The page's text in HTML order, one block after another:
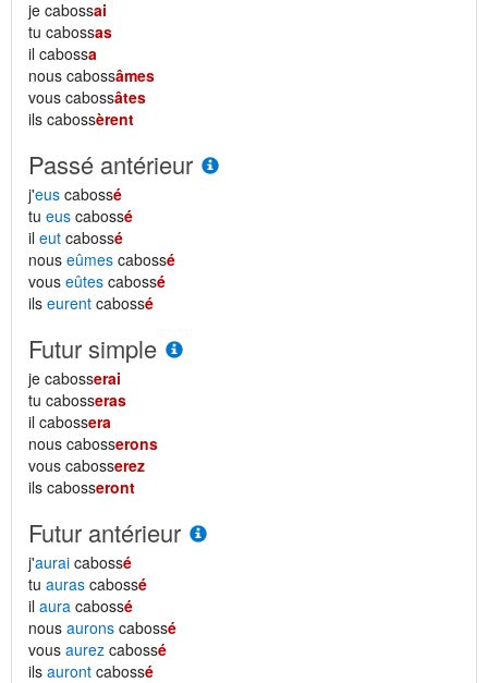
je cabossai
tu cabossas
il cabossa
nous cabossâmes
vous cabossâtes
ils cabossèrent
Passé antérieur
j'eus cabossé
tu eus cabossé
il eut cabossé
nous eûmes cabossé
vous eûtes cabossé
ils eurent cabossé
Futur simple
je cabosserai
tu cabosseras
il cabossera
nous cabosserons
vous cabosserez
ils cabosseront
Futur antérieur
j'aurai cabossé
tu auras cabossé
il aura cabossé
nous aurons cabossé
vous aurez cabossé
ils auront cabossé